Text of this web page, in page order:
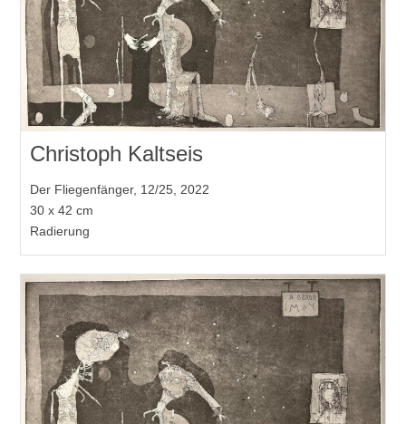
Christoph Kaltseis
Der Fliegenfänger, 12/25, 2022
30 x 42 cm
Radierung